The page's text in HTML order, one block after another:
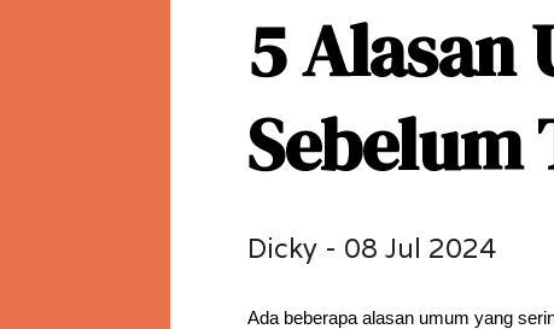
5 Alasan
Sebelum
Dicky - 08 Jul 2024
Ada beberapa alasan umum yang